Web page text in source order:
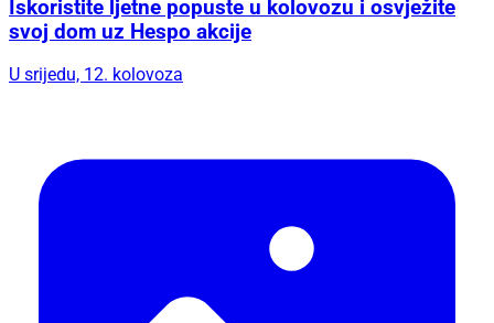
Iskoristite ljetne popuste u kolovozu i osvježite
svoj dom uz Hespo akcije
U srijedu, 12. kolovoza